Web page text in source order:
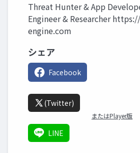
Threat Hunter & App
Engineer & Researcher
engine.com
シェア
Facebook
(Twitter)
またはPlayer版
LINE